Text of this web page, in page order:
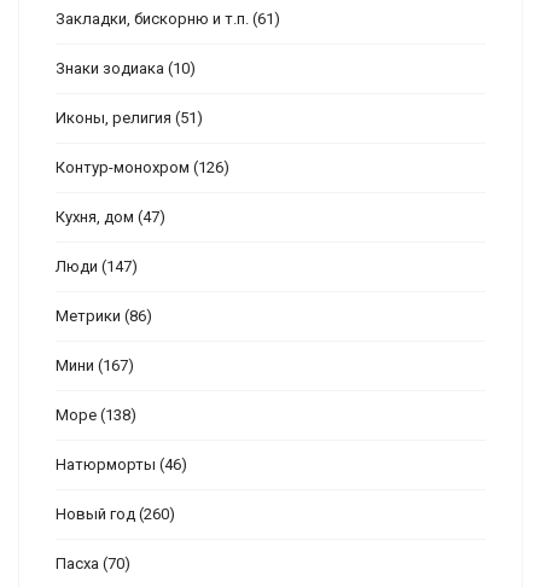
Закладки, бискорню и т.п. (61)
Знаки зодиака (10)
Иконы, религия (51)
Контур-монохром (126)
Кухня, дом (47)
Люди (147)
Метрики (86)
Мини (167)
Море (138)
Натюрморты (46)
Новый год (260)
Пасха (70)